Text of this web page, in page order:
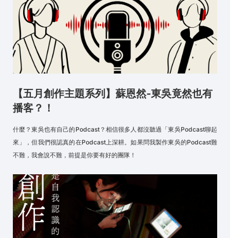
【五月創作主題系列】蘇恩然-東吳竟然也有
播客？！
什麼？東吳也有自己的Podcast？相信很多人都沒聽過「東吳Podcast聊起
來」，但我們很認真的在Podcast上深耕。如果問我製作東吳的Podcast難
不難，我會說不難，前提是你要有好的團隊！